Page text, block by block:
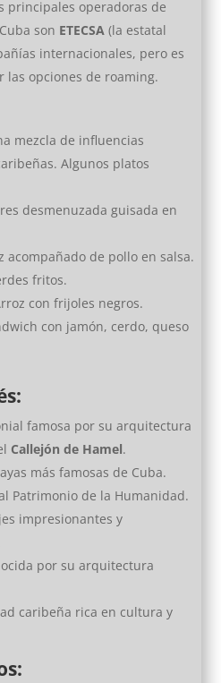
principales operadoras de
son ETECSA (la estatal
internacionales, pero es
las opciones de roaming.
mezcla de influencias
Algunos platos
desmenuzada guisada en
acompañado de pollo en salsa.
fritos.
con frijoles negros.
con jamón, cerdo, queso
famosa por su arquitectura
Callejón de Hamel.
más famosas de Cuba.
Patrimonio de la Humanidad.
impresionantes y
por su arquitectura
caribeña rica en cultura y